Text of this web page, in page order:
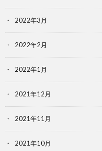
2022年3月
2022年2月
2022年1月
2021年12月
2021年11月
2021年10月